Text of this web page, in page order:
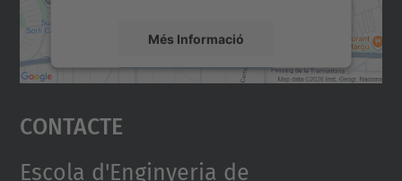
Més Informació
Accepta
powered by
Contacte
Escola d'Enginyeria de